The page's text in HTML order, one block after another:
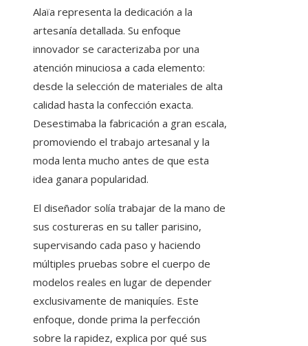
Alaïa representa la dedicación a la
artesanía detallada. Su enfoque
innovador se caracterizaba por una
atención minuciosa a cada elemento:
desde la selección de materiales de alta
calidad hasta la confección exacta.
Desestimaba la fabricación a gran escala,
promoviendo el trabajo artesanal y la
moda lenta mucho antes de que esta
idea ganara popularidad.
El diseñador solía trabajar de la mano de
sus costureras en su taller parisino,
supervisando cada paso y haciendo
múltiples pruebas sobre el cuerpo de
modelos reales en lugar de depender
exclusivamente de maniquíes. Este
enfoque, donde prima la perfección
sobre la rapidez, explica por qué sus